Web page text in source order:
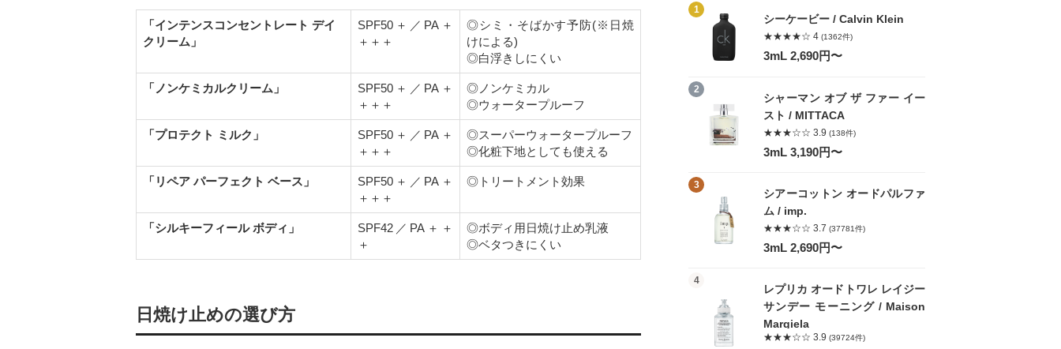
「インテンスコンセントレート デイ
クリーム」
SPF50＋／PA＋
＋＋＋
◎シミ・そばかす予防(※日焼
けによる)
◎白浮きしにくい
「ノンケミカルクリーム」
SPF50＋／PA＋
＋＋＋
◎ノンケミカル
◎ウォータープルーフ
「プロテクト ミルク」
SPF50＋／PA＋
＋＋＋
◎スーパーウォータープルーフ
◎化粧下地としても使える
「リペア パーフェクト ベース」
SPF50＋／PA＋
＋＋＋
◎トリートメント効果
「シルキーフィール ボディ」
SPF42／PA＋＋
＋
◎ボディ用日焼け止め乳液
◎ベタつきにくい
日焼け止めの選び方
シーケービー / Calvin Klein
★★★★☆ 4 (1362件)
3mL 2,690円〜
1
商品を見る
シャーマン オブ ザ ファー イー
スト / MITTACA
★★★☆☆ 3.9 (138件)
3mL 3,190円〜
2
シアーコットン オードパルファ
ム / imp.
★★★☆☆ 3.7 (37781件)
3mL 2,690円〜
3
レプリカ オードトワレ レイジー
サンデー モーニング / Maison
Margiela
★★★☆☆ 3.9 (39724件)
4